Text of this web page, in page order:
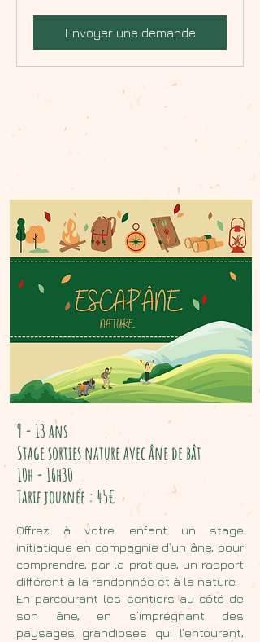
Envoyer une demande
9 - 13 ans
Stage sorties nature avec âne de bât
10h - 16h30
Tarif journée : 45€
Offrez à votre enfant un stage
initiatique en compagnie d’un âne, pour
comprendre, par la pratique, un rapport
différent à la randonnée et à la nature.
En parcourant les sentiers au côté de
son âne, en s’imprégnant des
paysages grandioses qui l’entourent,